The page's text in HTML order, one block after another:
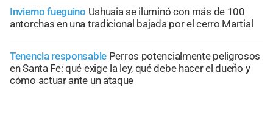
Invierno fueguino Ushuaia se iluminó con más de 100
antorchas en una tradicional bajada por el cerro Martial
Tenencia responsable Perros potencialmente peligrosos
en Santa Fe: qué exige la ley, qué debe hacer el dueño y
cómo actuar ante un ataque